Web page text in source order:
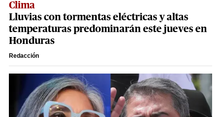
Clima
Lluvias con tormentas eléctricas y altas
temperaturas predominarán este jueves en
Honduras
Redacción